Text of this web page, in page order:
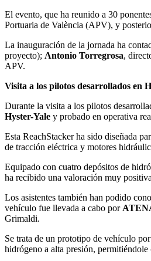
El evento, que ha reunido a 30
Portuaria de València (APV), y
La inauguración de la jornada ha
proyecto); Antonio Torregrosa,
APV.
Visita a los pilotos desarrollados en
Durante la visita a los pilotos
Hyster-Yale y probado en operativa
Esta ReachStacker ha sido diseñada
de tracción eléctrica y motores
Equipado con cuatro depósitos de
ha recibido una valoración muy
Los asistentes también han podido
vehículo fue llevada a cabo por
Grimaldi.
Se trata de un prototipo de vehículo
hidrógeno a alta presión,